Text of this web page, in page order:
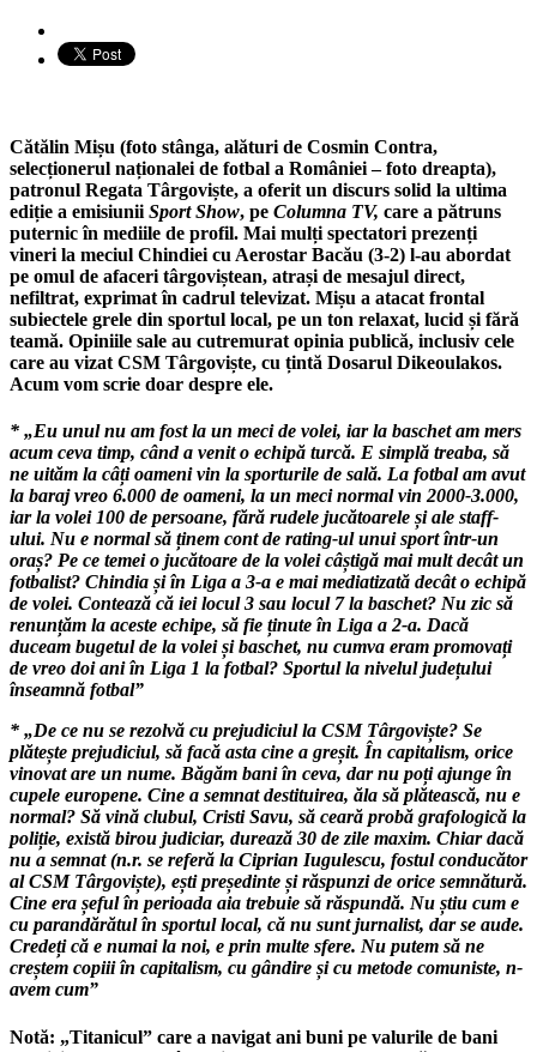
Cătălin Mișu (foto stânga, alături de Cosmin Contra,
selecționerul naționalei de fotbal a României – foto dreapta),
patronul Regata Târgoviște, a oferit un discurs solid la ultima
ediție a emisiunii Sport Show, pe Columna TV, care a pătruns
puternic în mediile de profil. Mai mulți spectatori prezenți
vineri la meciul Chindiei cu Aerostar Bacău (3-2) l-au abordat
pe omul de afaceri târgoviștean, atrași de mesajul direct,
nefiltrat, exprimat în cadrul televizat. Mișu a atacat frontal
subiectele grele din sportul local, pe un ton relaxat, lucid și fără
teamă. Opiniile sale au cutremurat opinia publică, inclusiv cele
care au vizat CSM Târgoviște, cu țintă Dosarul Dikeoulakos.
Acum vom scrie doar despre ele.
* „Eu unul nu am fost la un meci de volei, iar la baschet am mers
acum ceva timp, când a venit o echipă turcă. E simplă treaba, să
ne uităm la câți oameni vin la sporturile de sală. La fotbal am avut
la baraj vreo 6.000 de oameni, la un meci normal vin 2000-3.000,
iar la volei 100 de persoane, fără rudele jucătoarele și ale staff-
ului. Nu e normal să ținem cont de rating-ul unui sport într-un
oraș? Pe ce temei o jucătoare de la volei câștigă mai mult decât un
fotbalist? Chindia și în Liga a 3-a e mai mediatizată decât o echipă
de volei. Contează că iei locul 3 sau locul 7 la baschet? Nu zic să
renunțăm la aceste echipe, să fie ținute în Liga a 2-a. Dacă
duceam bugetul de la volei și baschet, nu cumva eram promovați
de vreo doi ani în Liga 1 la fotbal? Sportul la nivelul județului
înseamnă fotbal”
* „De ce nu se rezolvă cu prejudiciul la CSM Târgoviște? Se
plătește prejudiciul, să facă asta cine a greșit. În capitalism, orice
vinovat are un nume. Băgăm bani în ceva, dar nu poți ajunge în
cupele europene. Cine a semnat destituirea, ăla să plătească, nu e
normal? Să vină clubul, Cristi Savu, să ceară probă grafologică la
poliție, există birou judiciar, durează 30 de zile maxim. Chiar dacă
nu a semnat (n.r. se referă la Ciprian Iugulescu, fostul conducător
al CSM Târgoviște), ești președinte și răspunzi de orice semnătură.
Cine era șeful în perioada aia trebuie să răspundă. Nu știu cum e
cu parandărătul în sportul local, că nu sunt jurnalist, dar se aude.
Credeți că e numai la noi, e prin multe sfere. Nu putem să ne
creștem copiii în capitalism, cu gândire și cu metode comuniste, n-
avem cum”
Notă: „Titanicul” care a navigat ani buni pe valurile de bani